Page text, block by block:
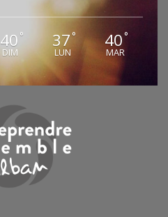
40 °
DIM
37 °
LUN
40°
MAR